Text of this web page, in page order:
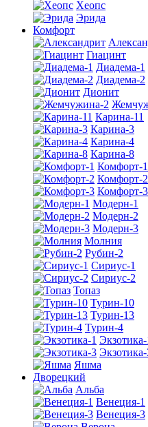
Хеопс
Эрида
Комфорт
Гиацинт
Диадема-1
Диадема-2
Дионит
Карина-11
Карина-3
Карина-4
Карина-8
Комфорт-1
Комфорт-2
Комфорт-3
Модерн-1
Модерн-2
Модерн-3
Молния
Рубин-2
Сириус-1
Сириус-2
Топаз
Турин-10
Турин-13
Турин-4
Экзотика-
Яшма
Дворецкий
Альба
Венеция-1
Венеция-3